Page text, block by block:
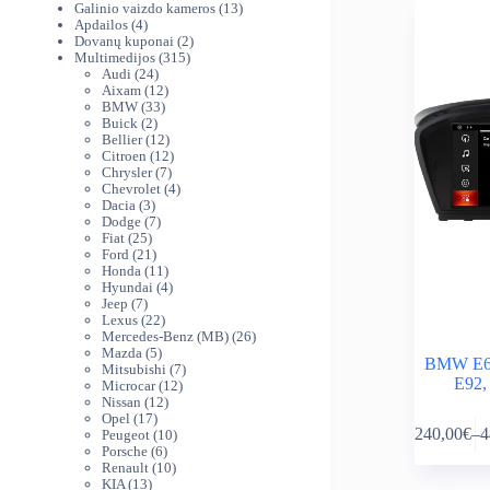
BMW
240,00€–
product
produktai
Galinio vaizdo kameros 1313
Apdailos 44
produktai
Dovanų kuponai 22
produktai
Multimedijos 315315
Audi 2424
produktai
Aixam 1212
produktų
BMW 3333
Buick 22
produktai
Bellier 1212
produktų
Citroen 1212
produktų
Chrysler 77
produktai
Chevrolet 44
Dacia 33
produktai
Dodge 77
Fiat 2525
produktai
Ford 21 21
produktas
Honda 11 11
produktų
Hyundai 44
Jeep 77
produktai
Lexus 2222
produktai
Mercedes-Benz (MB) 2626
Mazda 55
produktai
Mitsubishi 77
produktai
Microcar 1212
Nissan 1212
Opel 1717
produktų
Peugeot 1010
Porsche 66
produktai
Renault 1010
KIA 1313